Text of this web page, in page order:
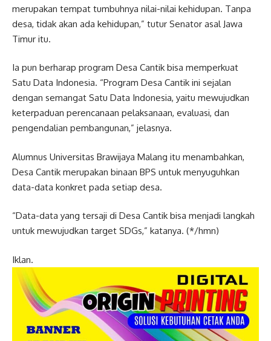
merupakan tempat tumbuhnya nilai-nilai kehidupan. Tanpa
desa, tidak akan ada kehidupan,” tutur Senator asal Jawa
Timur itu.
Ia pun berharap program Desa Cantik bisa memperkuat
Satu Data Indonesia. “Program Desa Cantik ini sejalan
dengan semangat Satu Data Indonesia, yaitu mewujudkan
keterpaduan perencanaan pelaksanaan, evaluasi, dan
pengendalian pembangunan,” jelasnya.
Alumnus Universitas Brawijaya Malang itu menambahkan,
Desa Cantik merupakan binaan BPS untuk menyuguhkan
data-data konkret pada setiap desa.
“Data-data yang tersaji di Desa Cantik bisa menjadi langkah
untuk mewujudkan target SDGs,” katanya. (*/hmn)
Iklan.